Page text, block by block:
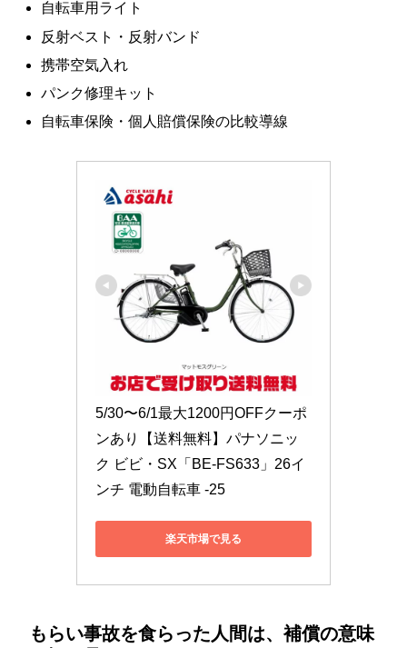
自転車用ライト
反射ベスト・反射バンド
携帯空気入れ
パンク修理キット
自転車保険・個人賠償保険の比較導線
5/30〜6/1最大1200円OFFクーポ
ンあり【送料無料】パナソニッ
ク ビビ・SX「BE-FS633」26イ
ンチ 電動自転車 -25
楽天市場で見る
もらい事故を食らった人間は、補償の意味